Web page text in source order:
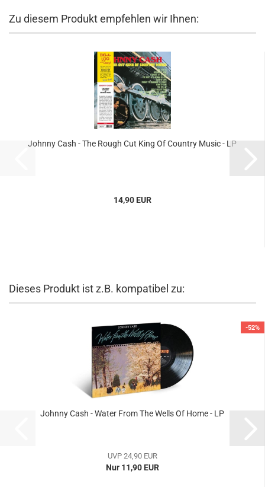
Zu diesem Produkt empfehlen wir Ihnen:
Johnny Cash - The Rough Cut King Of Country Music - LP
14,90 EUR
Dieses Produkt ist z.B. kompatibel zu:
-52%
Johnny Cash - Water From The Wells Of Home - LP
UVP 24,90 EUR
Nur 11,90 EUR